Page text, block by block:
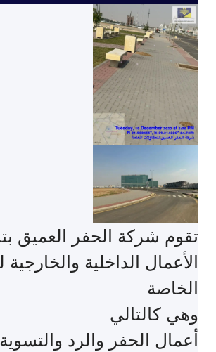
تقوم شركة الحفر العميق
الأعمال الداخلية
الخاصة
‏وهي كالتالي
‏أعمال الحفر والرد والتسوية